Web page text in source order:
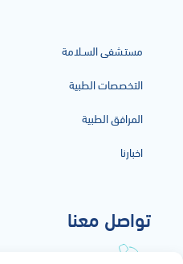
مستـشفى السـلامة
التخصصات الطبية
المرافق الطبية
اخبارنا
تواصل معنا